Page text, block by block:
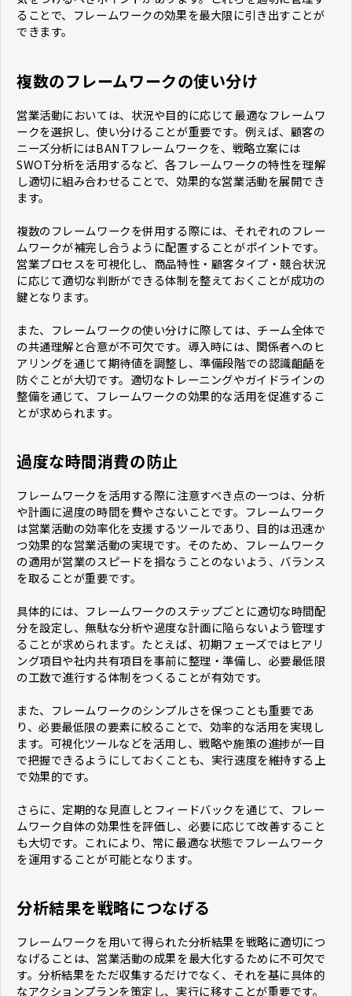
ることで、フレームワークの効果を最大限に引き出すことが
できます。
複数のフレームワークの使い分け
営業活動においては、状況や目的に応じて最適なフレームワ
ークを選択し、使い分けることが重要です。例えば、顧客の
ニーズ分析にはBANTフレームワークを、戦略立案には
SWOT分析を活用するなど、各フレームワークの特性を理解
し適切に組み合わせることで、効果的な営業活動を展開でき
ます。
複数のフレームワークを併用する際には、それぞれのフレー
ムワークが補完し合うように配置することがポイントです。
営業プロセスを可視化し、商品特性・顧客タイプ・競合状況
に応じて適切な判断ができる体制を整えておくことが成功の
鍵となります。
また、フレームワークの使い分けに際しては、チーム全体で
の共通理解と合意が不可欠です。導入時には、関係者へのヒ
アリングを通じて期待値を調整し、準備段階での認識齟齬を
防ぐことが大切です。適切なトレーニングやガイドラインの
整備を通じて、フレームワークの効果的な活用を促進するこ
とが求められます。
過度な時間消費の防止
フレームワークを活用する際に注意すべき点の一つは、分析
や計画に過度の時間を費やさないことです。フレームワーク
は営業活動の効率化を支援するツールであり、目的は迅速か
つ効果的な営業活動の実現です。そのため、フレームワーク
の適用が営業のスピードを損なうことのないよう、バランス
を取ることが重要です。
具体的には、フレームワークのステップごとに適切な時間配
分を設定し、無駄な分析や過度な計画に陥らないよう管理す
ることが求められます。たとえば、初期フェーズではヒアリ
ング項目や社内共有項目を事前に整理・準備し、必要最低限
の工数で進行する体制をつくることが有効です。
また、フレームワークのシンプルさを保つことも重要であ
り、必要最低限の要素に絞ることで、効率的な活用を実現し
ます。可視化ツールなどを活用し、戦略や施策の進捗が一目
で把握できるようにしておくことも、実行速度を維持する上
で効果的です。
さらに、定期的な見直しとフィードバックを通じて、フレー
ムワーク自体の効果性を評価し、必要に応じて改善すること
も大切です。これにより、常に最適な状態でフレームワーク
を運用することが可能となります。
分析結果を戦略につなげる
フレームワークを用いて得られた分析結果を戦略に適切につ
なげることは、営業活動の成果を最大化するために不可欠で
す。分析結果をただ収集するだけでなく、それを基に具体的
なアクションプランを策定し、実行に移すことが重要です。